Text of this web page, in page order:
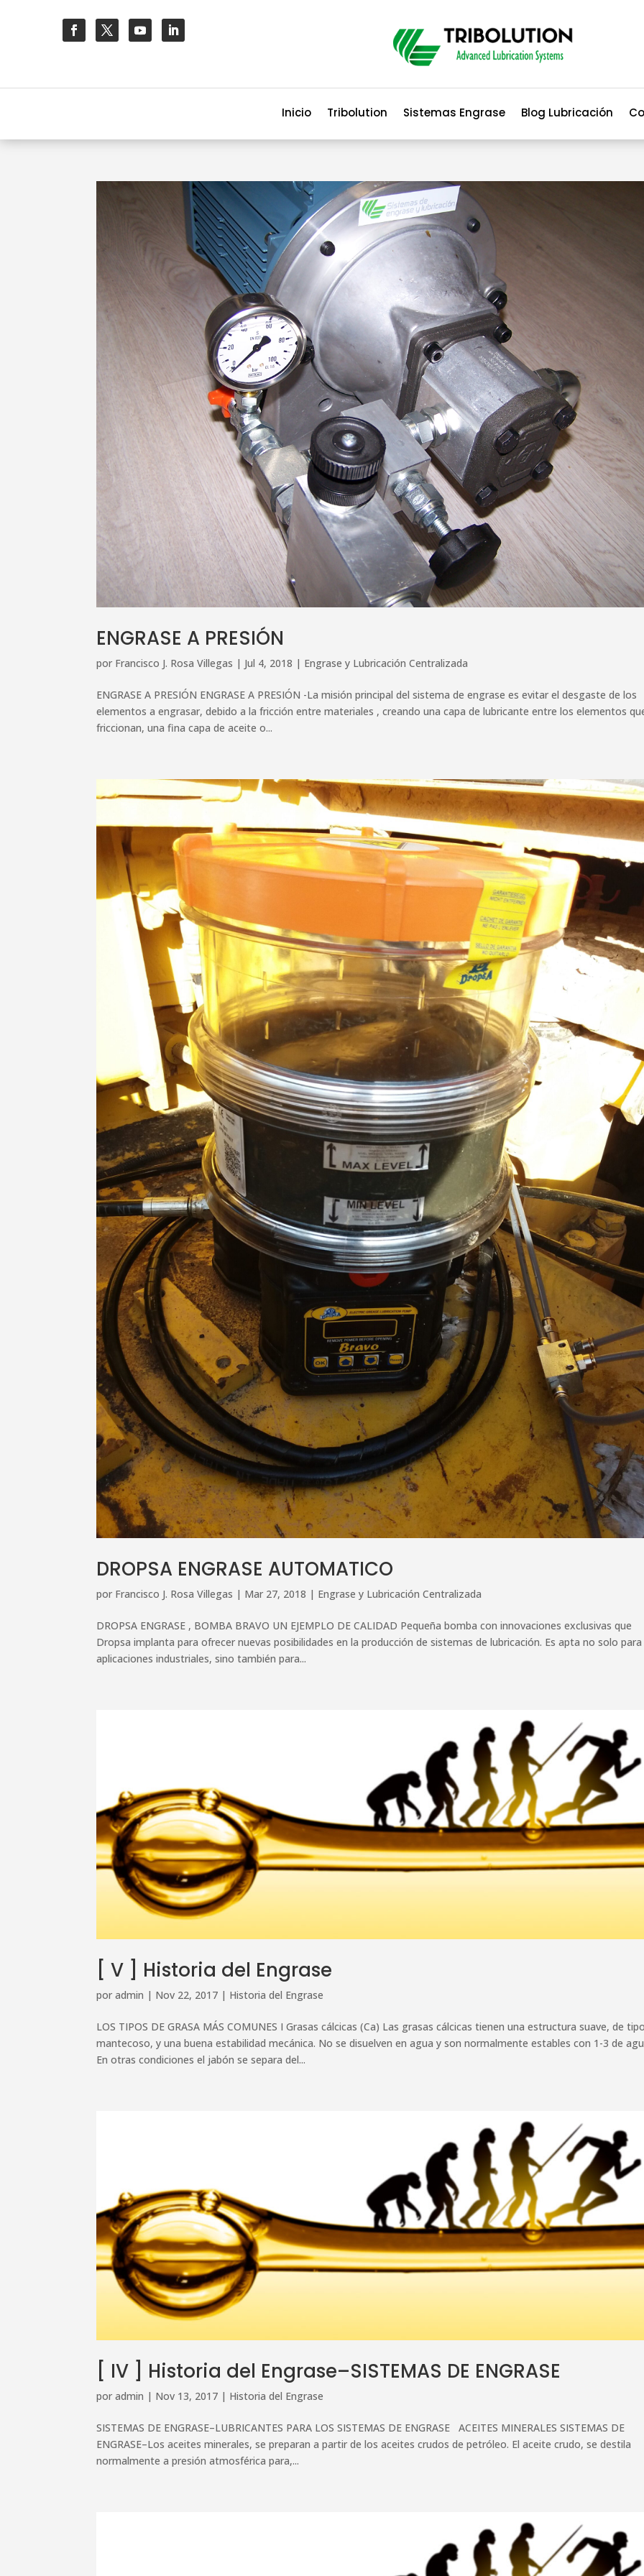
Inicio Tribolution Sistemas Engrase Blog Lubricación
ENGRASE A PRESIÓN
por Francisco J. Rosa Villegas | Jul 4, 2018 | Engrase y Lubricación Centralizada
ENGRASE A PRESIÓN ENGRASE A PRESIÓN -La misión principal del sistema de engrase es evitar el desgaste de los
elementos a engrasar, debido a la fricción entre materiales , creando una capa de lubricante entre los elementos
friccionan, una fina capa de aceite o...
DROPSA ENGRASE AUTOMATICO
por Francisco J. Rosa Villegas | Mar 27, 2018 | Engrase y Lubricación Centralizada
DROPSA ENGRASE , BOMBA BRAVO UN EJEMPLO DE CALIDAD Pequeña bomba con innovaciones exclusivas que
Dropsa implanta para ofrecer nuevas posibilidades en la producción de sistemas de lubricación. Es apta no solo para
aplicaciones industriales, sino también para...
[ V ] Historia del Engrase
poradmin | Nov 22, 2017 | Historia del Engrase
LOS TIPOS DE GRASA MÁS COMUNES I Grasas cálcicas (Ca) Las grasas cálcicas tienen una estructura suave, de
mantecoso, y una buena estabilidad mecánica. No se disuelven en agua y son normalmente estables con 1-3 de
En otras condiciones el jabón se separa del...
[ IV ] Historia del Engrase–SISTEMAS DE ENGRASE
poradmin | Nov 13, 2017 | Historia del Engrase
SISTEMAS DE ENGRASE–LUBRICANTES PARA LOS SISTEMAS DE ENGRASE ACEITES MINERALES SISTEMAS DE
ENGRASE–Los aceites minerales, se preparan a partir de los aceites crudos de petróleo. El aceite crudo, se destila
normalmente a presión atmosférica para,...